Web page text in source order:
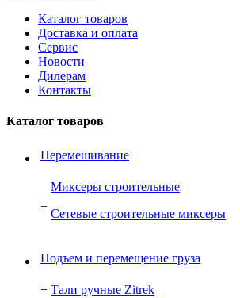
Каталог товаров
Доставка и оплата
Сервис
Новости
Дилерам
Контакты
Каталог товаров
Перемешивание
+
Миксеры строительные
Сетевые строительные миксеры
Подъем и перемещение груза
+ Тали ручные Zitrek